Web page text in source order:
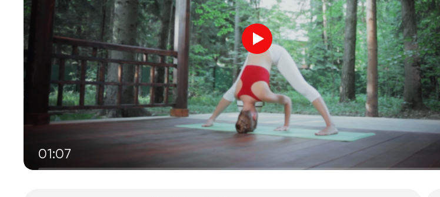
01:07
Instruktor-Stimme
morgenträume
waldkühlung
sommerregen
bergstille
seebrise
die stimme des winds
frühlingswald